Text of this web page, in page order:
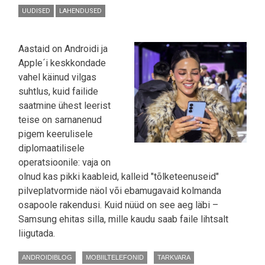
OMANIKEL
KATKI
UUDISED LAHENDUSED
Aastaid on Androidi ja
Apple´i keskkondade
vahel käinud vilgas
suhtlus, kuid failide
saatmine ühest leerist
teise on sarnanenud
pigem keerulisele
diplomaatilisele
operatsioonile: vaja on
olnud kas pikki kaableid, kalleid "tõlketeenuseid"
pilveplatvormide näol või ebamugavaid kolmanda
osapoole rakendusi. Kuid nüüd on see aeg läbi –
Samsung ehitas silla, mille kaudu saab faile lihtsalt
liigutada.
ANDROIDIBLOG MOBIILTELEFONID TARKVARA